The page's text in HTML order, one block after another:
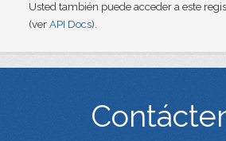
Usted también puede acceder a este
(ver API Docs).